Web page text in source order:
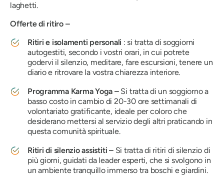
laghetti.
Offerte di ritiro –
Ritiri e isolamenti personali : si tratta di soggiorni
autogestiti, secondo i vostri orari, in cui potrete
godervi il silenzio, meditare, fare escursioni, tenere un
diario e ritrovare la vostra chiarezza interiore.
Programma Karma Yoga – Si tratta di un soggiorno a
basso costo in cambio di 20-30 ore settimanali di
volontariato gratificante, ideale per coloro che
desiderano mettersi al servizio degli altri praticando in
questa comunità spirituale.
Ritiri di silenzio assistiti – Si tratta di ritiri di silenzio di
più giorni, guidati da leader esperti, che si svolgono in
un ambiente tranquillo immerso tra boschi e giardini.